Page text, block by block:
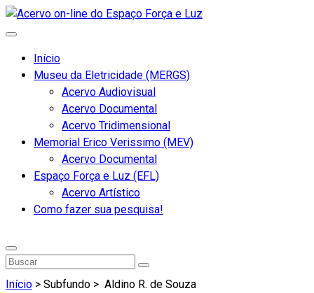
Início
Museu da Eletricidade (MERGS)
Acervo Audiovisual
Acervo Documental
Acervo Tridimensional
Memorial Erico Verissimo (MEV)
Acervo Documental
Espaço Força e Luz (EFL)
Acervo Artístico
Como fazer sua pesquisa!
Início > Subfundo > Aldino R. de Souza